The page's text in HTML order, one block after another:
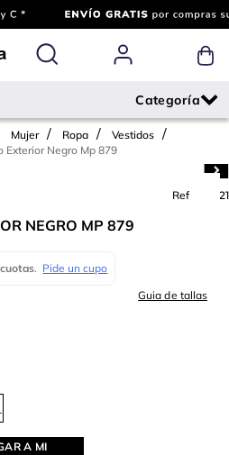
Mujer Ropa
Vestidos
Exterior Negro Mp 879
Ref.
733921
NEGRO MP 879
Guia de tallas
A MI